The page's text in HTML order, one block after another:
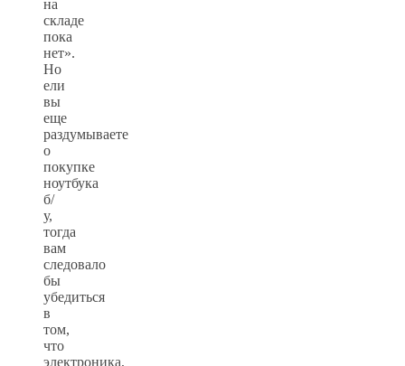
на
складе
пока
нет».
Но
ели
вы
еще
раздумываете
о
покупке
ноутбука
б/
у,
тогда
вам
следовало
бы
убедиться
в
том,
что
электроника,